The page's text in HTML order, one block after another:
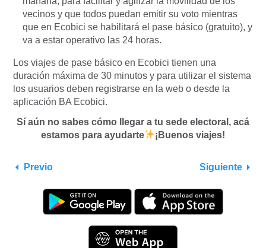
vecinos y que todos puedan emitir su voto mientras
que en Ecobici se habilitará el pase básico (gratuito), y
va a estar operativo las 24 horas.
Los viajes de pase básico en Ecobici tienen una
duración máxima de 30 minutos y para utilizar el sistema
los usuarios deben registrarse en la web o desde la
aplicación BA Ecobici.
Sí aún no sabes cómo llegar a tu sede electoral, acá
estamos para ayudarte
¡Buenos viajes!
Previo Siguiente